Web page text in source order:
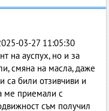
03-27 11:05:30
на ауспух, но и за
смяна на масла, даже
са били отзивчиви и
ме приемали с
съм получил